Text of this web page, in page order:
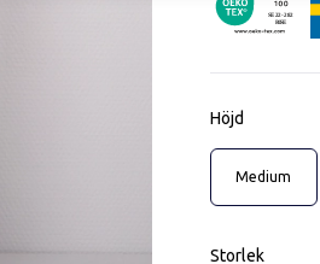
SE 22-282
RISE
Höjd
Medium
Storlek